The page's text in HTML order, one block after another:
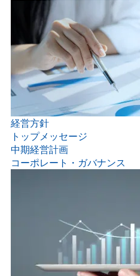
経営方針
トップメッセージ
中期経営計画
コーポレート・ガバナンス